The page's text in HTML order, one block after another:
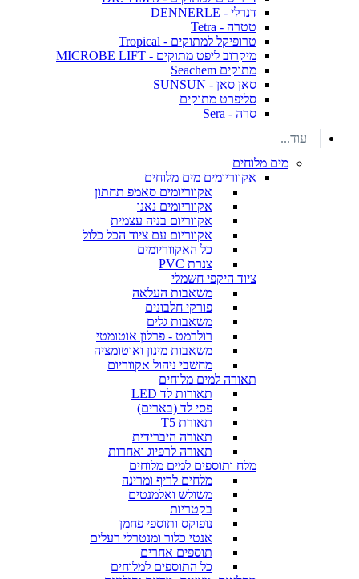
דנרלי - DENNERLE
טטרה - Tetra
טרופיקל למתוקים - Tropical
מיקרוב ליפט מתוקים - MICROBE LIFT
מתוקים Seachem
סאן סאן - SUNSUN
סליפרט מתוקים
סרה - Sera
עוד...
מים מלוחים
אקווריומים מים מלוחים
אקווריומים סאמפ תחתון
אקווריומים נאנו
אקווריום בניה עצמית
אקווריום עם ציוד הכל כלול
כל האקווריומים
צנרת PVC
ציוד היקפי חשמלי
משאבות העלאה
פורקי חלבונים
משאבות גלים
רולרמט - פרלון אוטומטי
משאבות מינון ואוטומציה
מחשבי ניהול אקווריום
תאורה למים מלוחים
תאורות לד LED
פסי לד (בארים)
תאורת T5
תאורה היברידית
תאורה לרפיוג ואחרות
מלח ותוספים למים מלוחים
מלחים לריף ומרינה
משולש ואלמנטים
בקטריות
נופוקס ותוספי פחמן
אנטי כלור ומנטרלי רעלים
תוספים אחרים
כל התוספים למלוחים